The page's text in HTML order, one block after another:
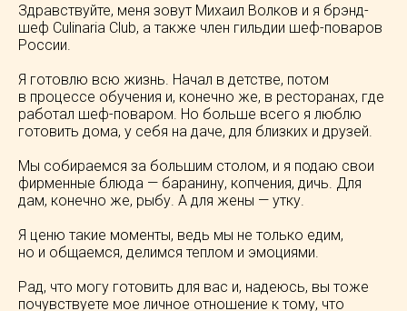
Здравствуйте, меня зовут Михаил Волков и я брэнд-
шеф Culinaria Club, а также член гильдии шеф-поваров
России.
Я готовлю всю жизнь. Начал в детстве, потом
в процессе обучения и, конечно же, в ресторанах, где
работал шеф-поваром. Но больше всего я люблю
готовить дома, у себя на даче, для близких и друзей.
Мы собираемся за большим столом, и я подаю свои
фирменные блюда — баранину, копчения, дичь. Для
дам, конечно же, рыбу. А для жены — утку.
Я ценю такие моменты, ведь мы не только едим,
но и общаемся, делимся теплом и эмоциями.
Рад, что могу готовить для вас и, надеюсь, вы тоже
почувствуете мое личное отношение к тому, что